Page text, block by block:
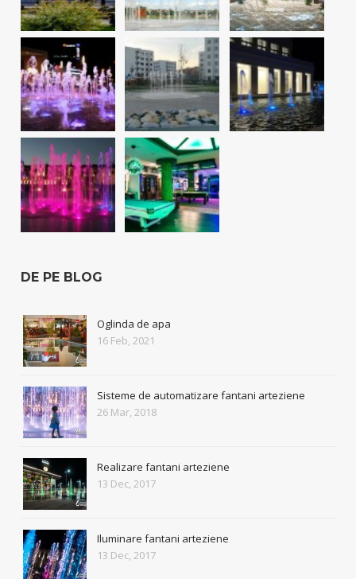
DE PE BLOG
Oglinda de apa
16 Feb, 2021
Sisteme de automatizare fantani arteziene
26 Mar, 2018
Realizare fantani arteziene
13 Dec, 2017
Iluminare fantani arteziene
13 Dec, 2017